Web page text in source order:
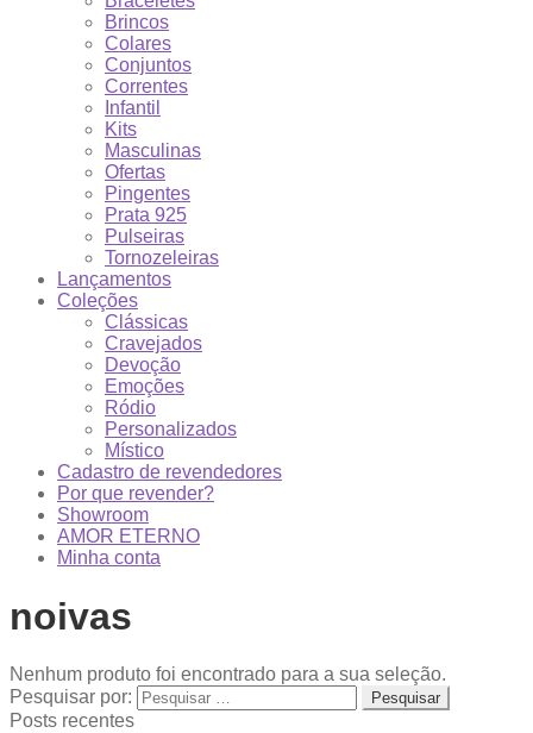
Brincos
Colares
Conjuntos
Correntes
Infantil
Kits
Masculinas
Ofertas
Pingentes
Prata 925
Pulseiras
Tornozeleiras
Lançamentos
Coleções
Clássicas
Cravejados
Devoção
Emoções
Ródio
Personalizados
Místico
Cadastro de revendedores
Por que revender?
Showroom
AMOR ETERNO
Minha conta
noivas
Nenhum produto foi encontrado para a sua seleção.
Pesquisar por:
Posts recentes